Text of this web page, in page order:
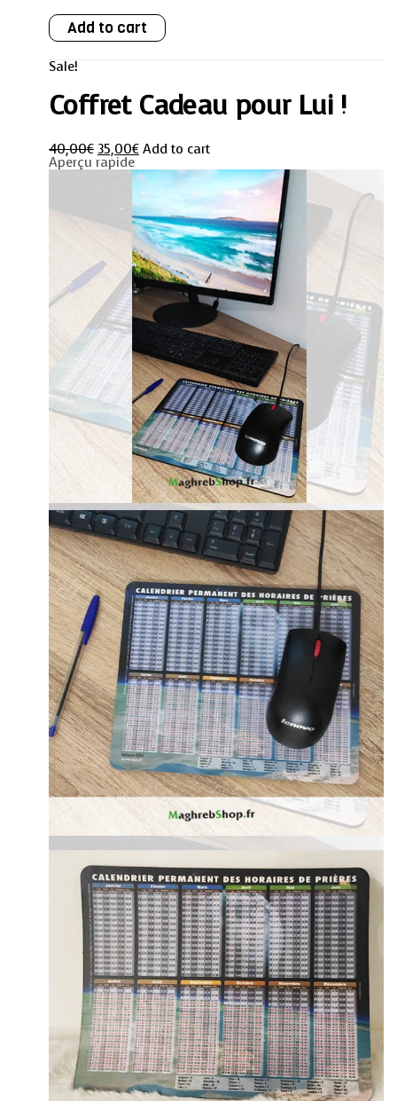
Coffret
Cadeau
pour
Lui
!
Add to cart
Sale!
Coffret Cadeau pour Lui !
40,00€ 35,00€ Add to cart
Aperçu rapide